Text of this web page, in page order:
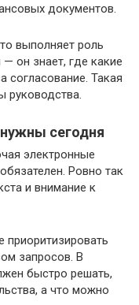
документов.
выполняет роль
он знает, где какие
согласование. Такая
руководства.
сегодня
электронные
Ровно так
и внимание к
запросов. В
быстро решать,
а что можно